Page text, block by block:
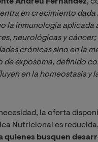
en crecimiento
la inmunología aplicada
neurológicas y
crónicas sino en la
de exposoma, definido
en la homeostasis y
la oferta
Nutricional es
busquen